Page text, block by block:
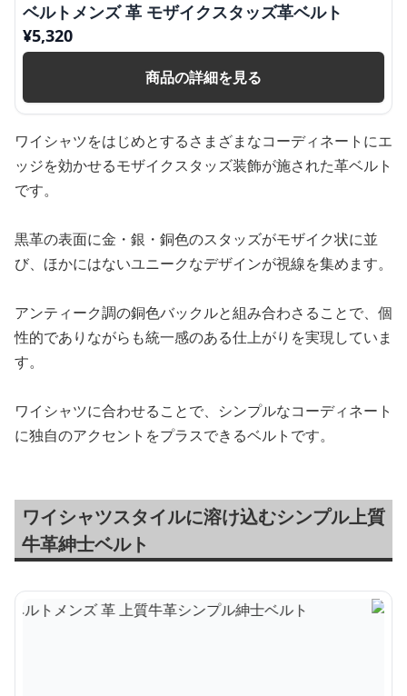
ベルトメンズ 革 モザイクスタッズ革ベルト
¥5,320
商品の詳細を見る
ワイシャツをはじめとするさまざまなコーディネートにエ
ッジを効かせるモザイクスタッズ装飾が施された革ベルト
です。
黒革の表面に金・銀・銅色のスタッズがモザイク状に並
び、ほかにはないユニークなデザインが視線を集めます。
アンティーク調の銅色バックルと組み合わさることで、個
性的でありながらも統一感のある仕上がりを実現していま
す。
ワイシャツに合わせることで、シンプルなコーディネート
に独自のアクセントをプラスできるベルトです。
ワイシャツスタイルに溶け込むシンプル上質
牛革紳士ベルト